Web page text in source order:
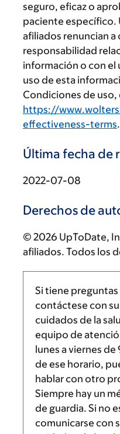
seguro, eficaz o
paciente específico.
afiliados renuncian a
responsabilidad
información o con el
uso de esta
Condiciones de
https://
effectiveness-terms.
Última fecha de
2022-07-08
Derechos de
© 2026 UpToDate,
afiliados. Todos los
Si tiene
contáctese con
cuidados de la
equipo de
lunes a viernes de
de ese horario,
hablar con otro
Siempre hay un
de guardia. Si no
comunicarse con